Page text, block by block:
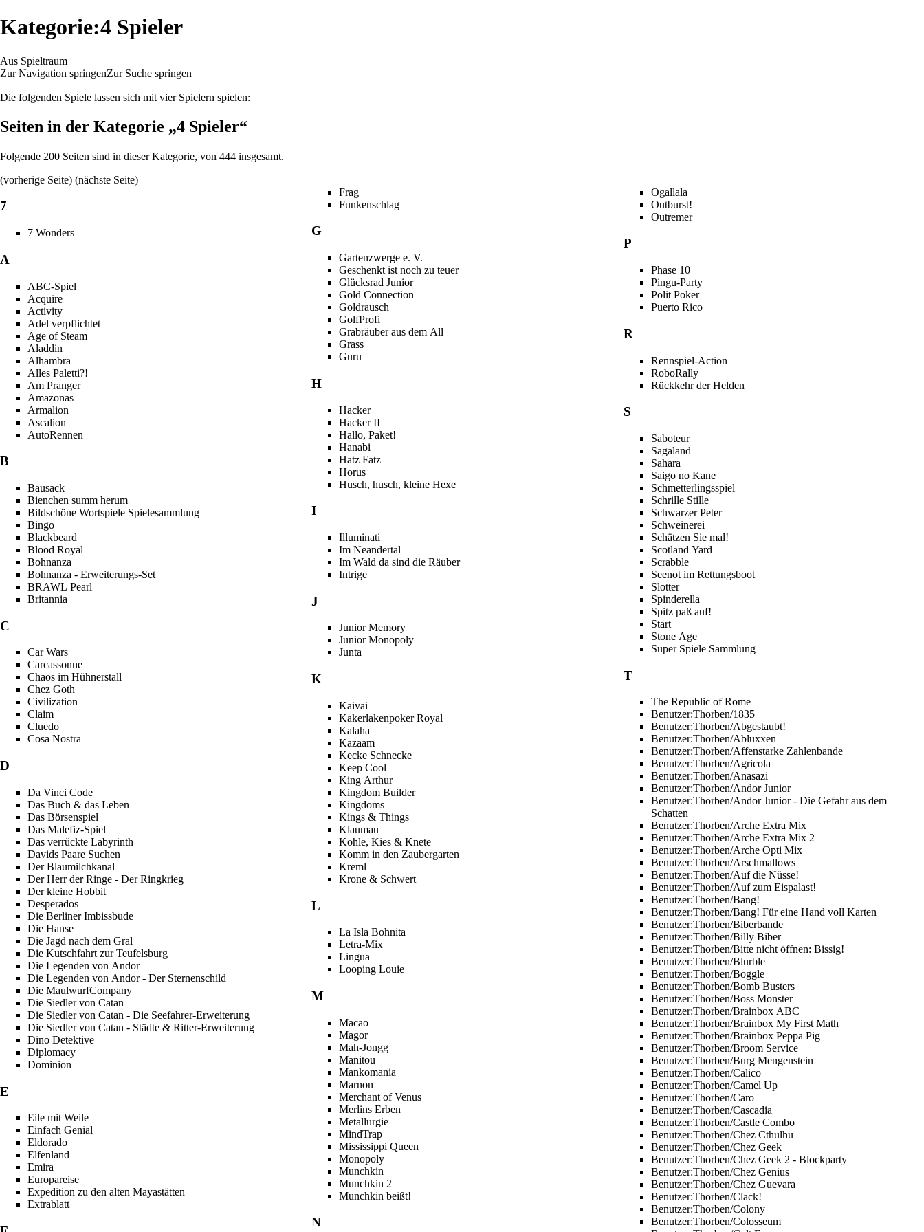
Kategorie:4 Spieler
Aus Spieltraum
Zur Navigation springenZur Suche springen
Die folgenden Spiele lassen sich mit vier Spielern spielen:
Seiten in der Kategorie „4 Spieler“
Folgende 200 Seiten sind in dieser Kategorie, von 444 insgesamt.
(vorherige Seite) (nächste Seite)
7
7 Wonders
A
ABC-Spiel
Acquire
Activity
Adel verpflichtet
Age of Steam
Aladdin
Alhambra
Alles Paletti?!
Am Pranger
Amazonas
Armalion
Ascalion
AutoRennen
B
Bausack
Bienchen summ herum
Bildschöne Wortspiele Spielesammlung
Bingo
Blackbeard
Blood Royal
Bohnanza
Bohnanza - Erweiterungs-Set
BRAWL Pearl
Britannia
C
Car Wars
Carcassonne
Chaos im Hühnerstall
Chez Goth
Civilization
Claim
Cluedo
Cosa Nostra
D
Da Vinci Code
Das Buch & das Leben
Das Börsenspiel
Das Malefiz-Spiel
Das verrückte Labyrinth
Davids Paare Suchen
Der Blaumilchkanal
Der Herr der Ringe - Der Ringkrieg
Der kleine Hobbit
Desperados
Die Berliner Imbissbude
Die Hanse
Die Jagd nach dem Gral
Die Kutschfahrt zur Teufelsburg
Die Legenden von Andor
Die Legenden von Andor - Der Sternenschild
Die MaulwurfCompany
Die Siedler von Catan
Die Siedler von Catan - Die Seefahrer-Erweiterung
Die Siedler von Catan - Städte & Ritter-Erweiterung
Dino Detektive
Diplomacy
Dominion
E
Eile mit Weile
Einfach Genial
Eldorado
Elfenland
Emira
Europareise
Expedition zu den alten Mayastätten
Extrablatt
Frag
Funkenschlag
G
Gartenzwerge e. V.
Geschenkt ist noch zu teuer
Glücksrad Junior
Gold Connection
Goldrausch
GolfProfi
Grabräuber aus dem All
Grass
Guru
H
Hacker
Hacker II
Hallo, Paket!
Hanabi
Hatz Fatz
Horus
Husch, husch, kleine Hexe
I
Illuminati
Im Neandertal
Im Wald da sind die Räuber
Intrige
J
Junior Memory
Junior Monopoly
Junta
K
Kaivai
Kakerlakenpoker Royal
Kalaha
Kazaam
Kecke Schnecke
Keep Cool
King Arthur
Kingdom Builder
Kingdoms
Kings & Things
Klaumau
Kohle, Kies & Knete
Komm in den Zaubergarten
Kreml
Krone & Schwert
L
La Isla Bohnita
Letra-Mix
Lingua
Looping Louie
M
Macao
Magor
Mah-Jongg
Manitou
Mankomania
Marnon
Merchant of Venus
Merlins Erben
Metallurgie
MindTrap
Mississippi Queen
Monopoly
Munchkin
Munchkin 2
Munchkin beißt!
N
Ogallala
Outburst!
Outremer
P
Phase 10
Pingu-Party
Polit Poker
Puerto Rico
R
Rennspiel-Action
RoboRally
Rückkehr der Helden
S
Saboteur
Sagaland
Sahara
Saigo no Kane
Schmetterlingsspiel
Schrille Stille
Schwarzer Peter
Schweinerei
Schätzen Sie mal!
Scotland Yard
Scrabble
Seenot im Rettungsboot
Slotter
Spinderella
Spitz paß auf!
Start
Stone Age
Super Spiele Sammlung
T
The Republic of Rome
Benutzer:Thorben/1835
Benutzer:Thorben/Abgestaubt!
Benutzer:Thorben/Abluxxen
Benutzer:Thorben/Affenstarke Zahlenbande
Benutzer:Thorben/Agricola
Benutzer:Thorben/Anasazi
Benutzer:Thorben/Andor Junior
Benutzer:Thorben/Andor Junior - Die Gefahr aus dem
Schatten
Benutzer:Thorben/Arche Extra Mix
Benutzer:Thorben/Arche Extra Mix 2
Benutzer:Thorben/Arche Opti Mix
Benutzer:Thorben/Arschmallows
Benutzer:Thorben/Auf die Nüsse!
Benutzer:Thorben/Auf zum Eispalast!
Benutzer:Thorben/Bang!
Benutzer:Thorben/Bang! Für eine Hand voll Karten
Benutzer:Thorben/Biberbande
Benutzer:Thorben/Billy Biber
Benutzer:Thorben/Bitte nicht öffnen: Bissig!
Benutzer:Thorben/Blurble
Benutzer:Thorben/Boggle
Benutzer:Thorben/Bomb Busters
Benutzer:Thorben/Boss Monster
Benutzer:Thorben/Brainbox ABC
Benutzer:Thorben/Brainbox My First Math
Benutzer:Thorben/Brainbox Peppa Pig
Benutzer:Thorben/Broom Service
Benutzer:Thorben/Burg Mengenstein
Benutzer:Thorben/Calico
Benutzer:Thorben/Camel Up
Benutzer:Thorben/Caro
Benutzer:Thorben/Cascadia
Benutzer:Thorben/Castle Combo
Benutzer:Thorben/Chez Cthulhu
Benutzer:Thorben/Chez Geek
Benutzer:Thorben/Chez Geek 2 - Blockparty
Benutzer:Thorben/Chez Genius
Benutzer:Thorben/Chez Guevara
Benutzer:Thorben/Clack!
Benutzer:Thorben/Colony
Benutzer:Thorben/Colosseum